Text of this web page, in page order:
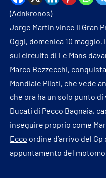
(Adnkronos) –
Jorge Martin vince il Gran
Oggi, domenica 10 maggio,
sul circuito di Le Mans
Marco Bezzecchi,
Mondiale Piloti, che vede
che ora ha un solo punto
Ducati di Pecco Bagnaia,
inseguire proprio come
Ecco ordine d’arrivo del
appuntamento del